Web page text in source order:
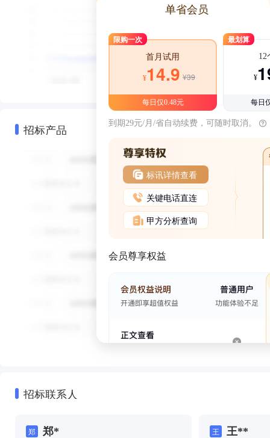
招标产品
单省会员
限购一次
首月试用
¥14.9 ¥39
每日仅0.48元
最划算
12
¥
每日
到期29元/月/省自动续费，可随时取消。
标讯详情查看
关键电话直连
甲方分析查询
会员尊享权益
招标联系人
郑 郑* 王 王**